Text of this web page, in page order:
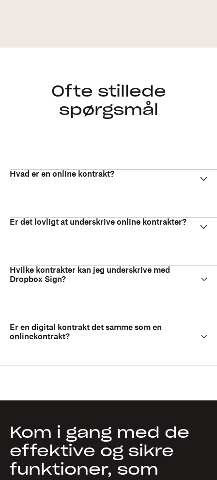
Ofte stillede
spørgsmål
Hvad er en online kontrakt?
Er det lovligt at underskrive online kontrakter?
Hvilke kontrakter kan jeg underskrive med
Dropbox Sign?
Er en digital kontrakt det samme som en
onlinekontrakt?
Kom i gang med de
effektive og sikre
funktioner, som